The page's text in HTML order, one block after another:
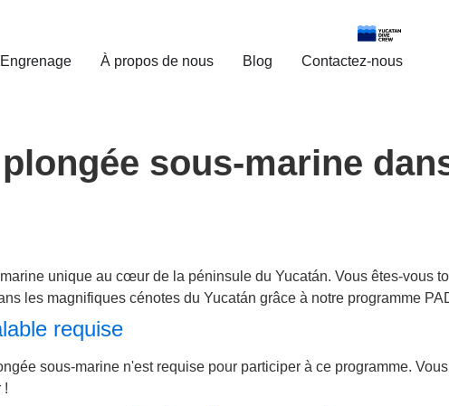
Engrenage À propos de nous Blog Contactez-nous
sous-marine
unique au cœur de la péninsule du Yucatán. Vous êtes-vous
les magnifiques cénotes du Yucatán grâce à notre programme
requise
sous-marine n'est requise pour participer à ce programme.
!